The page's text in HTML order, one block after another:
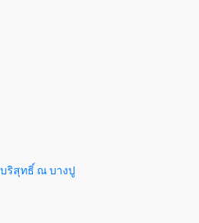
ริสุทธิ์ ณ บางปู